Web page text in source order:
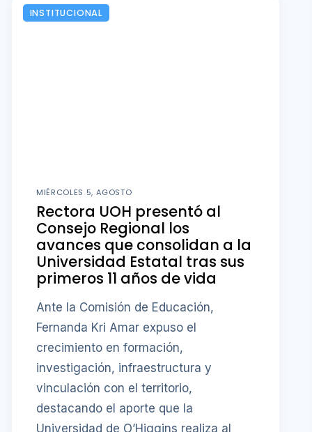
INSTITUCIONAL
MIÉRCOLES 5, AGOSTO
Rectora UOH presentó al
Consejo Regional los
avances que consolidan a la
Universidad Estatal tras sus
primeros 11 años de vida
Ante la Comisión de Educación,
Fernanda Kri Amar expuso el
crecimiento en formación,
investigación, infraestructura y
vinculación con el territorio,
destacando el aporte que la
Universidad de O’Higgins realiza al